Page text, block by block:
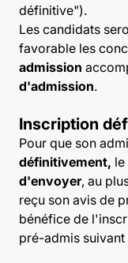
définitive").
Les candidats
favorable les
admission
d'admission.
Inscription
Pour que son
définitivement,
d'envoyer, au
reçu son avis de
bénéfice de
pré-admis